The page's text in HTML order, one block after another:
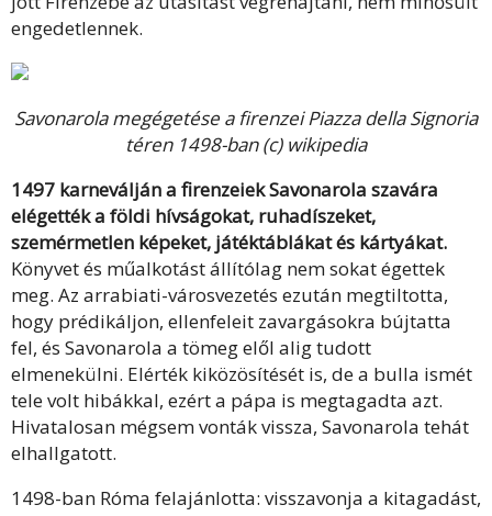
engedetlennek.
Savonarola megégetése a firenzei Piazza della Signoria
téren 1498-ban (c) wikipedia
1497 karneválján a firenzeiek Savonarola szavára
elégették a földi hívságokat, ruhadíszeket,
szemérmetlen képeket, játéktáblákat és kártyákat.
Könyvet és műalkotást állítólag nem sokat égettek
meg. Az arrabiati-városvezetés ezután megtiltotta,
hogy prédikáljon, ellenfeleit zavargásokra bújtatta
fel, és Savonarola a tömeg elől alig tudott
elmenekülni. Elérték kiközösítését is, de a bulla ismét
tele volt hibákkal, ezért a pápa is megtagadta azt.
Hivatalosan mégsem vonták vissza, Savonarola tehát
elhallgatott.
1498-ban Róma felajánlotta: visszavonja a kitagadást,